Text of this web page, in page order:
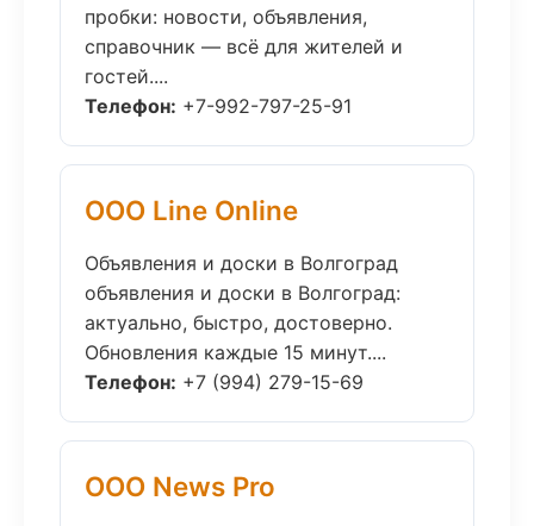
пробки: новости, объявления,
справочник — всё для жителей и
гостей....
Телефон: +7-992-797-25-91
ООО Line Online
Объявления и доски в Волгоград
объявления и доски в Волгоград:
актуально, быстро, достоверно.
Обновления каждые 15 минут....
Телефон: +7 (994) 279-15-69
ООО News Pro